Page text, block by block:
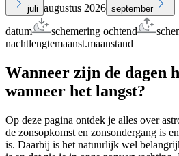
juli augustus 2026 september
datum schemering ochtend
nachtlengtemaanst.maanstand
Wanneer zijn de dagen
wanneer het langst?
Op deze pagina ontdek je alles over
de zonsopkomst en zonsondergang is
is. Daarbij is het natuurlijk wel